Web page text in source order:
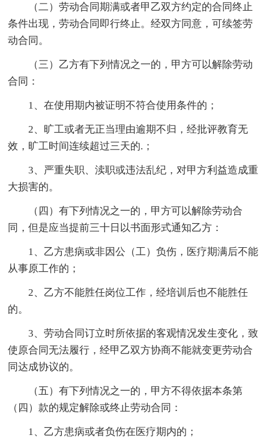
（二）劳动合同期满或者甲乙双方约定的合同终止
条件出现，劳动合同即行终止。经双方同意，可续签劳
动合同。
（三）乙方有下列情况之一的，甲方可以解除劳动
合同：
1、在使用期内被证明不符合使用条件的；
2、旷工或者无正当理由逾期不归，经批评教育无
效，旷工时间连续超过三天的.；
3、严重失职、渎职或违法乱纪，对甲方利益造成重
大损害的。
（四）有下列情况之一的，甲方可以解除劳动合
同，但是应当提前三十日以书面形式通知乙方：
1、乙方患病或非因公（工）负伤，医疗期满后不能
从事原工作的；
2、乙方不能胜任岗位工作，经培训后也不能胜任
的。
3、劳动合同订立时所依据的客观情况发生变化，致
使原合同无法履行，经甲乙双方协商不能就变更劳动合
同达成协议的。
（五）有下列情况之一的，甲方不得依据本条第
（四）款的规定解除或终止劳动合同：
1、乙方患病或者负伤在医疗期内的；